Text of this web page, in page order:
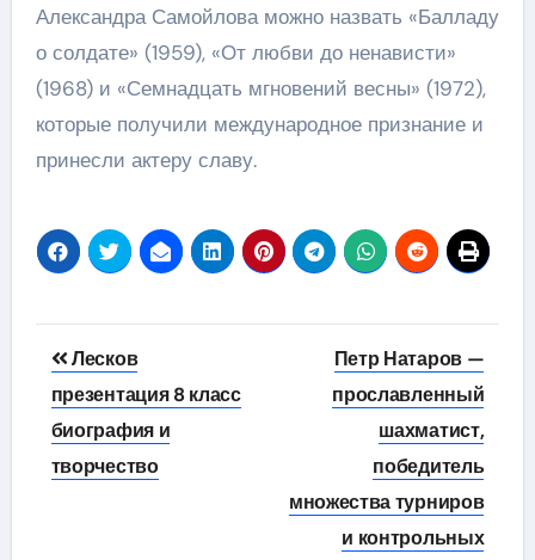
Александра Самойлова можно назвать «Балладу
о солдате» (1959), «От любви до ненависти»
(1968) и «Семнадцать мгновений весны» (1972),
которые получили международное признание и
принесли актеру славу.
Навигация
по
записям
Лесков
презентация 8 класс
биография и
творчество
Петр Натаров —
прославленный
шахматист,
победитель
множества турниров
и контрольных